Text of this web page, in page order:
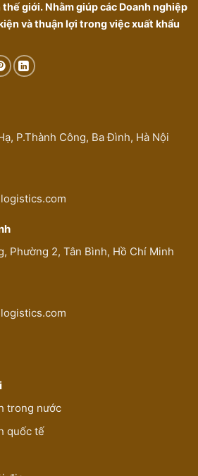
giới. Nhằm giúp các Doanh nghiệp
và thuận lợi trong việc xuất khẩu
P.Thành Công, Ba Đình, Hà Nội
Phường 2, Tân Bình, Hồ Chí Minh
trong nước
quốc tế